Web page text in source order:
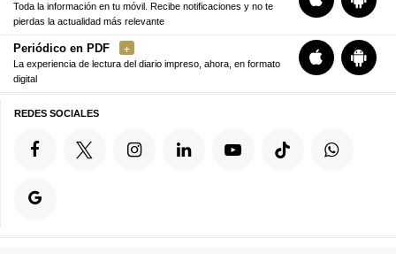
Toda la información en tu móvil. Recibe notificaciones y no te
pierdas la actualidad más relevante
Periódico en PDF
La experiencia de lectura del diario impreso, ahora, en formato
digital
REDES SOCIALES